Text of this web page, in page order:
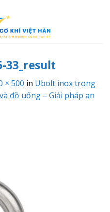
33_result
× 500 in Ubolt inox trong
đồ uống – Giải pháp an